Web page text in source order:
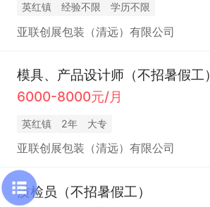
英红镇 经验不限 学历不限
亚联创展包装（清远）有限公司
模具、产品设计师（不招暑假工）
6000-8000元/月
英红镇 2年 大专
亚联创展包装（清远）有限公司
质检员（不招暑假工）